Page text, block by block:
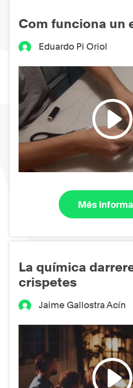
Com funciona un
Eduardo Pi Oriol
Més
La química
crispetes
Jaime Gallostra Acín